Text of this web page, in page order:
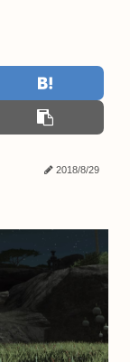
2018/8/29